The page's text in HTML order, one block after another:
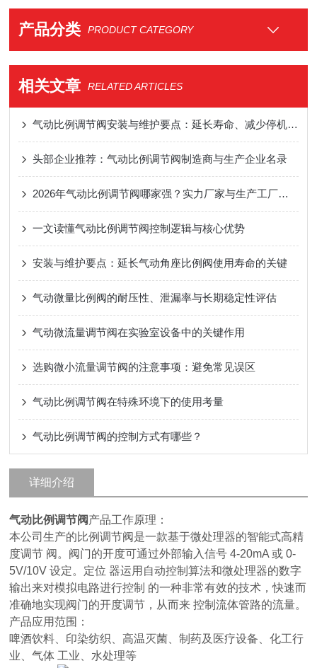
产品分类 PRODUCT CATEGORY
相关文章 RELATED ARTICLES
气动比例调节阀安装与维护要点：延长寿命、减少停机风险
头部企业推荐：气动比例调节阀制造商与生产企业名录
2026年气动比例调节阀哪家强？实力厂家与生产工厂盘点
一文读懂气动比例调节阀控制逻辑与核心优势
安装与维护要点：延长气动角座比例阀使用寿命的关键
气动微量比例阀的耐压性、泄漏率与长期稳定性评估
气动微流量调节阀在实验室设备中的关键作用
选购微小流量调节阀的注意事项：避免常见误区
气动比例调节阀在特殊环境下的使用考量
气动比例调节阀的控制方式有哪些？
详细介绍
气动比例调节阀产品工作原理：
本公司生产的比例调节阀是一款基于微处理器的智能式高精
度调节 阀。阀门的开度可通过外部输入信号 4-20mA 或 0-
5V/10V 设定。定位 器运用自动控制算法和微处理器的数字
输出来对模拟电路进行控制 的一种非常有效的技术，快速而
准确地实现阀门的开度调节，从而来 控制流体管路的流量。
产品应用范围：
啤酒饮料、印染纺织、高温灭菌、制药及医疗设备、化工行
业、气体 工业、水处理等